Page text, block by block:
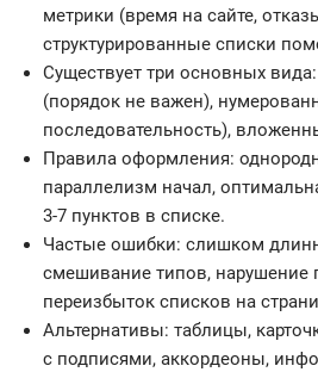
метрики (время на сайте,
структурированные списки
Существует три основных
(порядок не важен),
последовательность),
Правила оформления:
параллелизм начал,
3-7 пунктов в списке.
Частые ошибки: слишком
смешивание типов, нарушение
переизбыток списков на
Альтернативы: таблицы,
с подписями, аккордеоны,